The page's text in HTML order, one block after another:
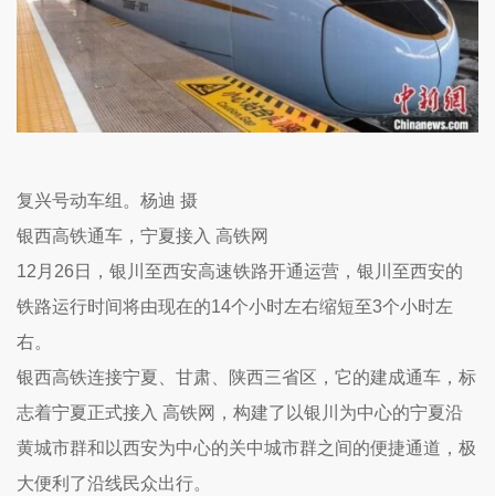
复兴号动车组。杨迪 摄
银西高铁通车，宁夏接入 高铁网
12月26日，银川至西安高速铁路开通运营，银川至西安的
铁路运行时间将由现在的14个小时左右缩短至3个小时左
右。
银西高铁连接宁夏、甘肃、陕西三省区，它的建成通车，标
志着宁夏正式接入 高铁网，构建了以银川为中心的宁夏沿
黄城市群和以西安为中心的关中城市群之间的便捷通道，极
大便利了沿线民众出行。